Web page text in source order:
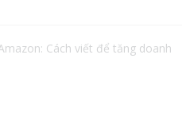
Cách viết để tăng doanh